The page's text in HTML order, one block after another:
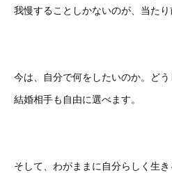
我慢することしかないのが、当たり
今は、自分で何をしたいのか。どう
結婚相手も自由に選べます。
そして、わがままに自分らしく生き